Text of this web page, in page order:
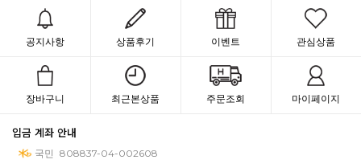
공지사항 상품후기 이벤트 관심상품
장바구니 최근본상품 주문조회 마이페이지
입금 계좌 안내
국민 808837-04-002608